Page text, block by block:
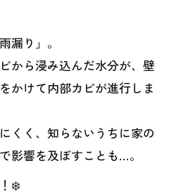
漏り」。
から浸み込んだ水分が、壁
かけて内部カビが進行しま
くく、知らないうちに家の
影響を及ぼすことも…。
❄️